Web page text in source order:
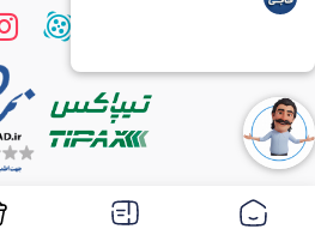
استفاده از مطالب فروشگاه اینترنتی خاجی‌ کالا